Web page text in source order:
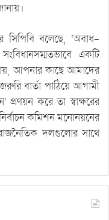
সিপিবি বলেছে, ‘অবাধ-
একটি
আপনার কাছে আমাদের
বার্তা পাঠিয়ে আগামী
করে তা স্বাক্ষরের
কমিশন মনোনয়নের
দলগুলোর সাথে